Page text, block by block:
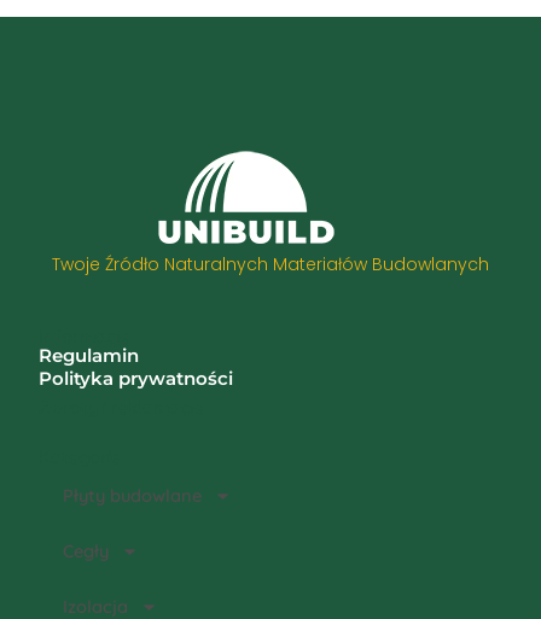
Twoje Źródło Naturalnych Materiałów Budowlanych
Płyty budowlane
Cegły
Izolacja
Regulamin
Polityka prywatności